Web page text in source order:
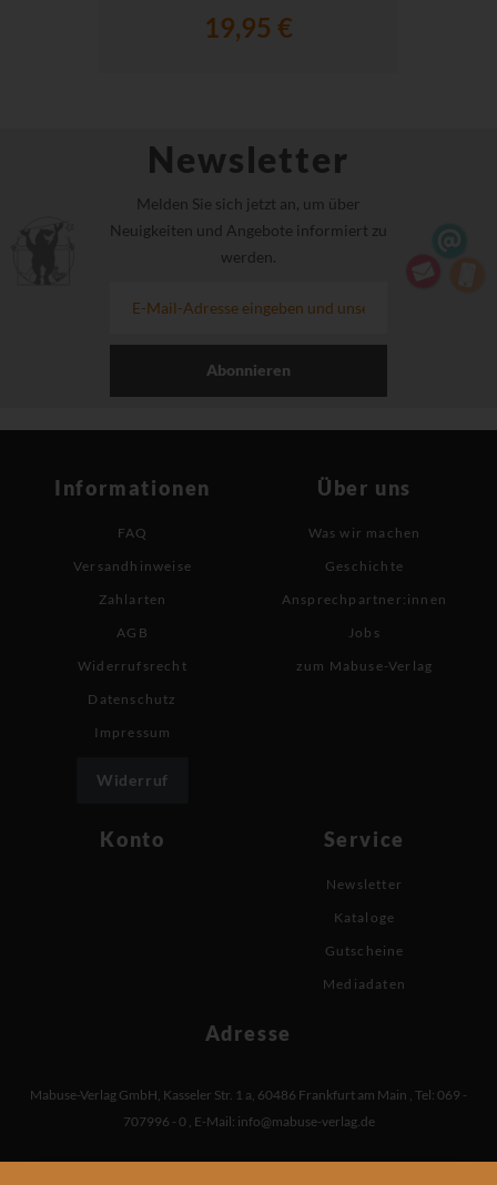
19,95 €
Newsletter
Melden Sie sich jetzt an, um über
Neuigkeiten und Angebote informiert zu
werden.
Abonnieren
Informationen
FAQ
Versandhinweise
Zahlarten
AGB
Widerrufsrecht
Datenschutz
Impressum
Widerruf
Über uns
Was wir machen
Geschichte
Ansprechpartner:innen
Jobs
zum Mabuse-Verlag
Konto Service
Newsletter
Kataloge
Gutscheine
Mediadaten
Adresse
Mabuse-Verlag GmbH Kasseler Str. 1 a 60486 Frankfurt am Main Tel: 069 -
707996 - 0 E-Mail: info@mabuse-verlag.de